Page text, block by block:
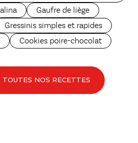
Gaufre de liège
Gressinis simples et rapides
Cookies poire-chocolat
TOUTES NOS RECETTES